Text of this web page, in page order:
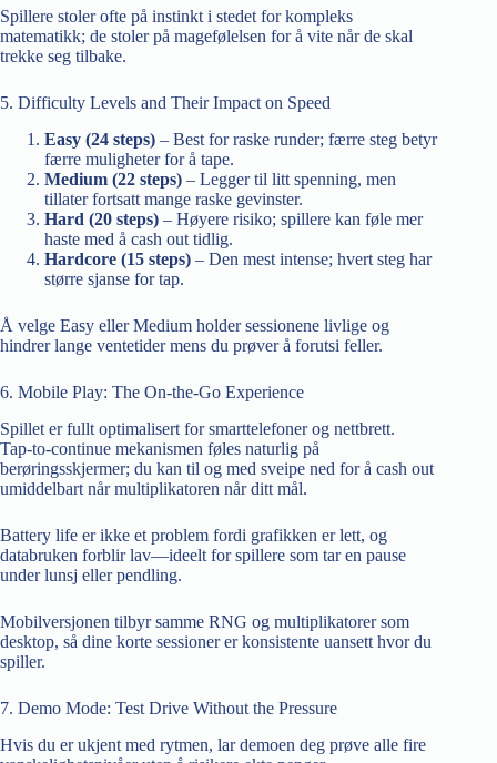
Spillere stoler ofte på instinkt i stedet for kompleks
matematikk; de stoler på magefølelsen for å vite når de skal
trekke seg tilbake.
5. Difficulty Levels and Their Impact on Speed
Easy (24 steps) – Best for raske runder; færre steg betyr
færre muligheter for å tape.
Medium (22 steps) – Legger til litt spenning, men
tillater fortsatt mange raske gevinster.
Hard (20 steps) – Høyere risiko; spillere kan føle mer
haste med å cash out tidlig.
Hardcore (15 steps) – Den mest intense; hvert steg har
større sjanse for tap.
Å velge Easy eller Medium holder sessionene livlige og
hindrer lange ventetider mens du prøver å forutsi feller.
6. Mobile Play: The On‑the‑Go Experience
Spillet er fullt optimalisert for smarttelefoner og nettbrett.
Tap‑to‑continue mekanismen føles naturlig på
berøringsskjermer; du kan til og med sveipe ned for å cash out
umiddelbart når multiplikatoren når ditt mål.
Battery life er ikke et problem fordi grafikken er lett, og
databruken forblir lav—ideelt for spillere som tar en pause
under lunsj eller pendling.
Mobilversjonen tilbyr samme RNG og multiplikatorer som
desktop, så dine korte sessioner er konsistente uansett hvor du
spiller.
7. Demo Mode: Test Drive Without the Pressure
Hvis du er ukjent med rytmen, lar demoen deg prøve alle fire